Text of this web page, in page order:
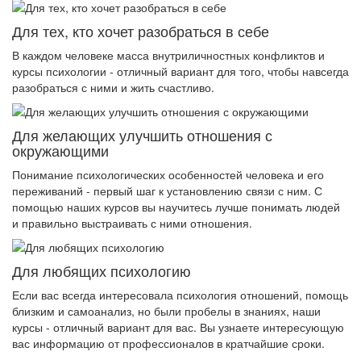
Для тех, кто хочет разобраться в себе
В каждом человеке масса внутриличностных конфликтов и
курсы психологии - отличный вариант для того, чтобы навсегда
разобраться с ними и жить счастливо.
Для желающих улучшить отношения с
окружающими
Понимание психологических особенностей человека и его
переживаний - первый шаг к установлению связи с ним. С
помощью наших курсов вы научитесь лучше понимать людей
и правильно выстраивать с ними отношения.
Для любящих психологию
Если вас всегда интересовала психология отношений, помощь
близким и самоанализ, но были пробелы в знаниях, наши
курсы - отличный вариант для вас. Вы узнаете интересующую
вас информацию от профессионалов в кратчайшие сроки.